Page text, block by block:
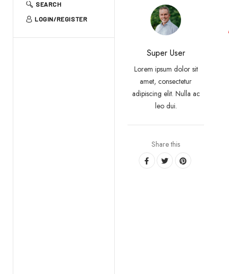
SEARCH
LOGIN/REGISTER
Super User
Lorem ipsum dolor sit
amet, consectetur
adipiscing elit. Nulla ac
leo dui.
Share this